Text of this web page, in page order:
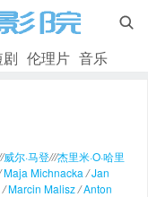

伦理片 音乐
/威尔·马登///杰里米·O·哈里
Maja Michnacka /Jan
/Marcin Malisz/Anton